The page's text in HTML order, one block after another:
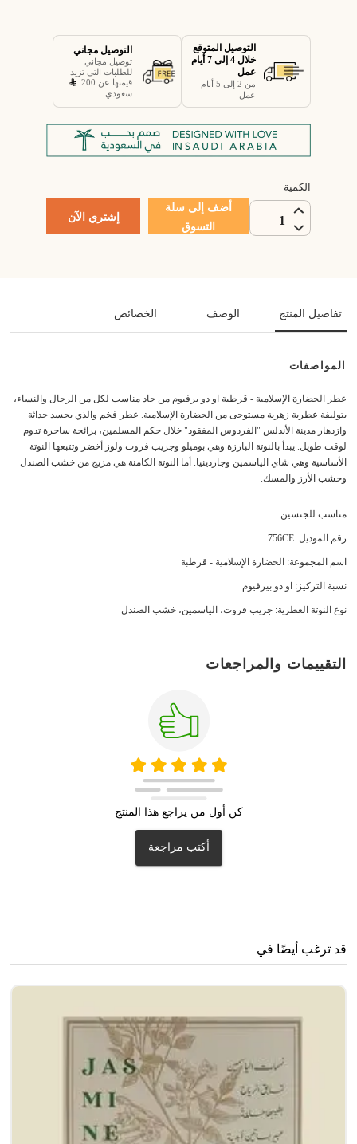
التوصيل المتوقع
خلال 4 إلى 7 أيام
عمل
من 2 إلى 5 أيام
عمل
التوصيل مجاني
توصيل مجاني
للطلبات التي تزيد
قيمتها عن 200
سعودي
الكمية
1
أضف إلى سلة
التسوق
إشتري الآن
تفاصيل المنتج الوصف الخصائص
المواصفات
عطر الحضارة الإسلامية - قرطبة او دو برفيوم من جاد مناسب لكل من الرجال والنساء،
بتوليفة عطرية زهرية مستوحى من الحضارة الإسلامية. عطر فخم والذي يجسد حداثة
وازدهار مدينة الأندلس "الفردوس المفقود" خلال حكم المسلمين، برائحة ساحرة تدوم
لوقت طويل. يبدأ بالنوتة البارزة وهي بوميلو وجريب فروت ولوز أخضر وتتبعها النوتة
الأساسية وهي شاي الياسمين وجاردينيا. أما النوتة الكامنة هي مزيج من خشب الصندل
وخشب الأرز والمسك.
مناسب للجنسين
رقم الموديل: 756CE
اسم المجموعة: الحضارة الإسلامية - قرطبة
نسبة التركيز: او دو بيرفيوم
نوع النوتة العطرية: جريب فروت، الياسمين، خشب الصندل
التقييمات والمراجعات
كن أول من يراجع هذا المنتج
أكتب مراجعة
قد ترغب أيضًا في